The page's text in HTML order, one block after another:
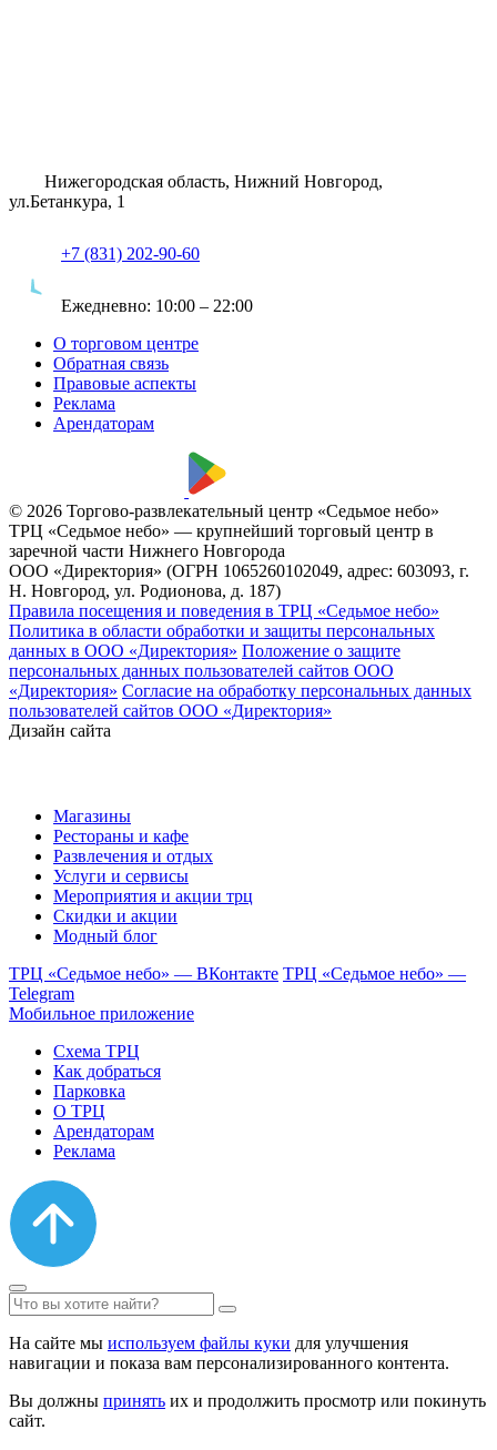
Нижегородская область, Нижний Новгород,
ул.Бетанкура, 1
+7 (831) 202-90-60
Ежедневно: 10:00 – 22:00
О торговом центре
Обратная связь
Правовые аспекты
Реклама
Арендаторам
© 2026 Торгово-развлекательный центр «Седьмое небо»
ТРЦ «Седьмое небо» — крупнейший торговый центр в
заречной части Нижнего Новгорода
ООО «Директория» (ОГРН 1065260102049, адрес: 603093, г.
Н. Новгород, ул. Родионова, д. 187)
Правила посещения и поведения в ТРЦ «Седьмое небо»
Политика в области обработки и защиты персональных
данных в ООО «Директория» Положение о защите
персональных данных пользователей сайтов ООО
«Директория» Согласие на обработку персональных данных
пользователей сайтов ООО «Директория»
Дизайн сайта
Магазины
Рестораны и кафе
Развлечения и отдых
Услуги и сервисы
Мероприятия и акции трц
Скидки и акции
Модный блог
ТРЦ «Седьмое небо» — ВКонтакте ТРЦ «Седьмое небо» —
Telegram
Мобильное приложение
Схема ТРЦ
Как добраться
Парковка
О ТРЦ
Арендаторам
Реклама
На сайте мы используем файлы куки для улучшения
навигации и показа вам персонализированного контента.
Вы должны принять их и продолжить просмотр или покинуть
сайт.